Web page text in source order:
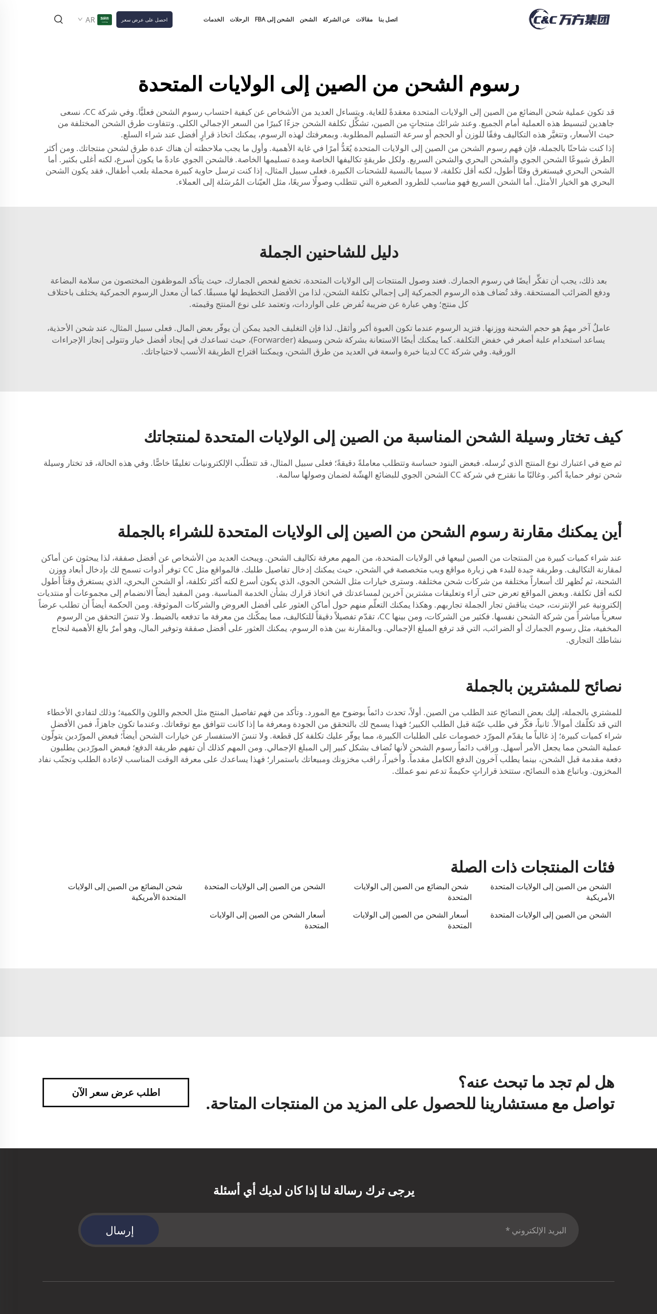
الخدمات الرحلات الشحن إلى FBA الشحن عن الشركة مقالات اتصل بنا احصل على عرض سعر AR
رسوم الشحن من الصين إلى الولايات المتحدة
قد تكون عملية شحن البضائع من الصين إلى الولايات المتحدة معقدةً للغاية. ويتساءل العديد من الأشخاص عن كيفية احتساب رسوم الشحن فعليًّا. وفي شركة CC، نسعى
جاهدين لتبسيط هذه العملية أمام الجميع. وعند شرائك منتجاتٍ من الصين، تشكِّل تكلفة الشحن جزءًا كبيرًا من السعر الإجمالي الكلي. وتتفاوت طرق الشحن المختلفة من
حيث الأسعار، وتتغيَّر هذه التكاليف وفقًا للوزن أو الحجم أو سرعة التسليم المطلوبة. وبمعرفتك لهذه الرسوم، يمكنك اتخاذ قرارٍ أفضل عند شراء السلع.
إذا كنت شاحنًا بالجملة، فإن فهم رسوم الشحن من الصين إلى الولايات المتحدة يُعَدُّ أمرًا في غاية الأهمية. وأول ما يجب ملاحظته أن هناك عدة طرق لشحن منتجاتك. ومن أكثر
الطرق شيوعًا الشحن الجوي والشحن البحري والشحن السريع. ولكل طريقةٍ تكاليفها الخاصة ومدة تسليمها الخاصة. فالشحن الجوي عادةً ما يكون أسرع، لكنه أغلى بكثير. أما
الشحن البحري فيستغرق وقتًا أطول، لكنه أقل تكلفة، لا سيما بالنسبة للشحنات الكبيرة. فعلى سبيل المثال، إذا كنت ترسل حاوية كبيرة محملة بلعب أطفال، فقد يكون الشحن
البحري هو الخيار الأمثل. أما الشحن السريع فهو مناسب للطرود الصغيرة التي تتطلب وصولًا سريعًا، مثل العيّنات المُرسَلة إلى العملاء.
دليل للشاحنين الجملة
بعد ذلك، يجب أن تفكِّر أيضًا في رسوم الجمارك. فعند وصول المنتجات إلى الولايات المتحدة، تخضع لفحص الجمارك، حيث يتأكد الموظفون المختصون من سلامة البضاعة
ودفع الضرائب المستحقة. وقد تُضاف هذه الرسوم الجمركية إلى إجمالي تكلفة الشحن، لذا من الأفضل التخطيط لها مسبقًا. كما أن معدل الرسوم الجمركية يختلف باختلاف
كل منتج؛ وهي عبارة عن ضريبة تُفرض على الواردات، وتعتمد على نوع المنتج وقيمته.
عاملٌ آخر مهمٌ هو حجم الشحنة ووزنها. فتزيد الرسوم عندما تكون العبوة أكبر وأثقل. لذا فإن التغليف الجيد يمكن أن يوفّر بعض المال. فعلى سبيل المثال، عند شحن الأحذية،
يساعد استخدام علبة أصغر في خفض التكلفة. كما يمكنك أيضًا الاستعانة بشركة شحن وسيطة (Forwarder)، حيث تساعدك في إيجاد أفضل خيار وتتولى إنجاز الإجراءات
الورقية. وفي شركة CC لدينا خبرة واسعة في العديد من طرق الشحن، ويمكننا اقتراح الطريقة الأنسب لاحتياجاتك.
كيف تختار وسيلة الشحن المناسبة من الصين إلى الولايات المتحدة لمنتجاتك
ثم ضع في اعتبارك نوع المنتج الذي تُرسله. فبعض البنود حساسة وتتطلب معاملةً دقيقةً؛ فعلى سبيل المثال، قد تتطلّب الإلكترونيات تغليفًا خاصًّا. وفي هذه الحالة، قد تختار وسيلة
شحن توفر حمايةً أكبر. وغالبًا ما نقترح في شركة CC الشحن الجوي للبضائع الهشّة لضمان وصولها سالمة.
أين يمكنك مقارنة رسوم الشحن من الصين إلى الولايات المتحدة للشراء بالجملة
عند شراء كميات كبيرة من المنتجات من الصين لبيعها في الولايات المتحدة، من المهم معرفة تكاليف الشحن. ويبحث العديد من الأشخاص عن أفضل صفقة، لذا يبحثون عن أماكن
لمقارنة التكاليف. وطريقة جيدة للبدء هي زيارة مواقع ويب متخصصة في الشحن، حيث يمكنك إدخال تفاصيل طلبك. فالمواقع مثل CC توفر أدوات تسمح لك بإدخال أبعاد ووزن
الشحنة، ثم تُظهر لك أسعاراً مختلفة من شركات شحن مختلفة. وسترى خيارات مثل الشحن الجوي، الذي يكون أسرع لكنه أكثر تكلفة، أو الشحن البحري، الذي يستغرق وقتاً أطول
لكنه أقل تكلفة. وبعض المواقع تعرض حتى آراء وتعليقات مشترين آخرين لمساعدتك في اتخاذ قرارك بشأن الخدمة المناسبة. ومن المفيد أيضاً الانضمام إلى مجموعات أو منتديات
إلكترونية عبر الإنترنت، حيث يناقش تجار الجملة تجاربهم. وهكذا يمكنك التعلّم منهم حول أماكن العثور على أفضل العروض والشركات الموثوقة. ومن الحكمة أيضاً أن تطلب عرضاً
سعرياً مباشراً من شركة الشحن نفسها. فكثير من الشركات، ومن بينها CC، تقدّم تفصيلاً دقيقاً للتكاليف، مما يمكّنك من معرفة ما تدفعه بالضبط. ولا تنسَ التحقق من الرسوم
المخفية، مثل رسوم الجمارك أو الضرائب، التي قد ترفع المبلغ الإجمالي. وبالمقارنة بين هذه الرسوم، يمكنك العثور على أفضل صفقة وتوفير المال، وهو أمرٌ بالغ الأهمية لنجاح
نشاطك التجاري.
نصائح للمشترين بالجملة
للمشتري بالجملة، إليك بعض النصائح عند الطلب من الصين. أولاً، تحدث دائماً بوضوح مع المورد. وتأكد من فهم تفاصيل المنتج مثل الحجم واللون والكمية؛ وذلك لتفادي الأخطاء
التي قد تكلّفك أموالاً. ثانياً، فكّر في طلب عيّنة قبل الطلب الكبير؛ فهذا يسمح لك بالتحقق من الجودة ومعرفة ما إذا كانت تتوافق مع توقعاتك. وعندما تكون جاهزاً، فمن الأفضل
شراء كميات كبيرة؛ إذ غالباً ما يقدّم المورّد خصومات على الطلبات الكبيرة، مما يوفّر عليك تكلفة كل قطعة. ولا تنسَ الاستفسار عن خيارات الشحن أيضاً؛ فبعض المورّدين يتولّون
عملية الشحن مما يجعل الأمر أسهل. وراقب دائماً رسوم الشحن لأنها تُضاف بشكل كبير إلى المبلغ الإجمالي. ومن المهم كذلك أن تفهم طريقة الدفع؛ فبعض المورّدين يطلبون
دفعة مقدمة قبل الشحن، بينما يطلب آخرون الدفع الكامل مقدماً. وأخيراً، راقب مخزونك ومبيعاتك باستمرار؛ فهذا يساعدك على معرفة الوقت المناسب لإعادة الطلب وتجنّب نفاد
المخزون. وباتباع هذه النصائح، ستتخذ قراراتٍ حكيمةً تدعم نمو عملك.
فئات المنتجات ذات الصلة
الشحن من الصين إلى الولايات المتحدة
الأمريكية
شحن البضائع من الصين إلى الولايات
المتحدة
الشحن من الصين إلى الولايات المتحدة
شحن البضائع من الصين إلى الولايات
المتحدة الأمريكية
الشحن من الصين إلى الولايات المتحدة
أسعار الشحن من الصين إلى الولايات
المتحدة
أسعار الشحن من الصين إلى الولايات
المتحدة
هل لم تجد ما تبحث عنه؟
تواصل مع مستشارينا للحصول على المزيد من المنتجات المتاحة.
اطلب عرض سعر الآن
يرجى ترك رسالة لنا إذا كان لديك أي أسئلة
إرسال